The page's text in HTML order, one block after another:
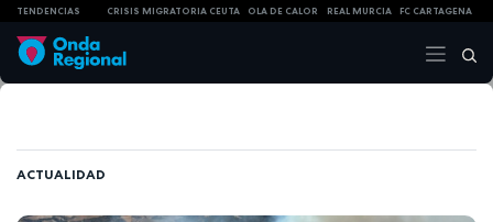
TENDENCIAS CRISIS MIGRATORIA CEUTA OLA DE CALOR REAL MURCIA FC CARTAGENA
ACTUALIDAD